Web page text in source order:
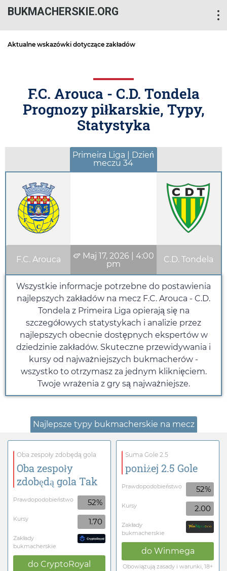
BUKMACHERSKIE.ORG
Aktualne wskazówki dotyczące zakładów
F.C. Arouca - C.D. Tondela
Prognozy piłkarskie, Typy,
Statystyka
Primeira Liga | Dzień
meczu 34
F.C. Arouca Maj 17, 2026
4:00
pm
C.D. Tondela
Wszystkie informacje potrzebne do postawienia
najlepszych zakładów na mecz F.C. Arouca - C.D.
Tondela z Primeira Liga opierają się na
szczegółowych statystykach i analizie przez
najlepszych obecnie dostępnych ekspertów w
dziedzinie zakładów. Skuteczne przewidywania i
kursy od najważniejszych bukmacherów -
wszystko to otrzymasz za jednym kliknięciem.
Twoje wrażenia z gry są najważniejsze.
Najlepsze typy bukmacherskie na mecz
Oba zespoły zdobędą gola
Oba zespoły
zdobędą gola Tak
Prawdopodobieństwo 52%
Kursy 1.70
Zakłady
bukmacherskie
do CryptoRoyal
Suma Gole 2.5
poniżej 2.5 Gole
Prawdopodobieństwo 52%
Kursy 2.00
Zakłady
bukmacherskie
do Winmega
Obowiązują zasady i warunki, 18+